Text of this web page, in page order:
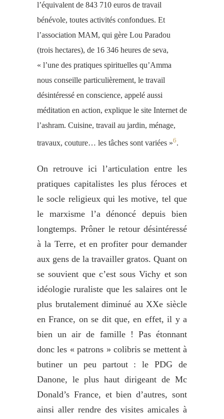
l’équivalent de 843 710 euros de travail
bénévole, toutes activités confondues. Et
l’association MAM, qui gère Lou Paradou
(trois hectares), de 16 346 heures de seva,
« l’une des pratiques spirituelles qu’Amma
nous conseille particulièrement, le travail
désintéressé en conscience, appelé aussi
méditation en action, explique le site Internet de
l’ashram. Cuisine, travail au jardin, ménage,
travaux, couture… les tâches sont variées »6.
On retrouve ici l’articulation entre les
pratiques capitalistes les plus féroces et
le socle religieux qui les motive, tel que
le marxisme l’a dénoncé depuis bien
longtemps. Prôner le retour désintéressé
à la Terre, et en profiter pour demander
aux gens de la travailler gratos. Quant on
se souvient que c’est sous Vichy et son
idéologie ruraliste que les salaires ont le
plus brutalement diminué au XXe siècle
en France, on se dit que, en effet, il y a
bien un air de famille ! Pas étonnant
donc les « patrons » colibris se mettent à
butiner un peu partout : le PDG de
Danone, le plus haut dirigeant de Mc
Donald’s France, et bien d’autres, sont
ainsi aller rendre des visites amicales à